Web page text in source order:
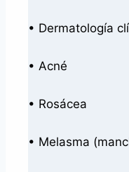
• Dermatología
• Acné
• Rosácea
• Melasma